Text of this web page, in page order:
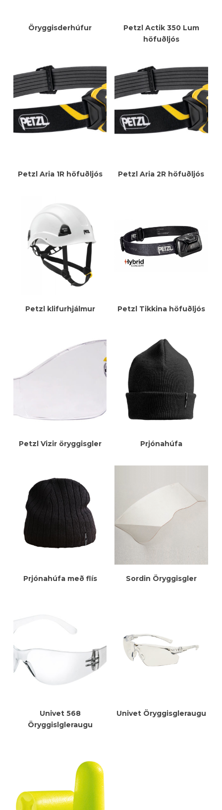
Meiri Upplýsingar
Öryggisderhúfur Meiri Upplýsingar
Petzl Actik 350 Lum
höfuðljós
Meiri Upplýsingar
Petzl Aria 1R höfuðljós Meiri Upplýsingar
Petzl Aria 2R höfuðljós
Meiri Upplýsingar
Petzl klifurhjálmur Meiri Upplýsingar
Petzl Tikkina höfuðljós
Meiri Upplýsingar
Petzl Vizir öryggisgler Meiri Upplýsingar
Prjónahúfa
Meiri Upplýsingar
Prjónahúfa með flís Meiri Upplýsingar
Sordin Öryggisgler
Meiri Upplýsingar
Univet 568
Öryggislgleraugu
Meiri Upplýsingar
Univet Öryggisgleraugu